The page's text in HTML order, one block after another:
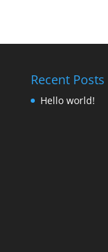
Recent Posts
Hello world!